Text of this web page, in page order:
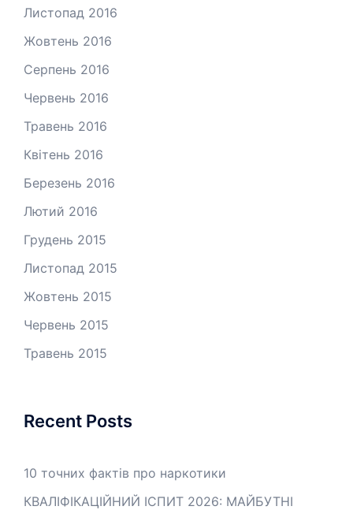
Листопад 2016
Жовтень 2016
Серпень 2016
Червень 2016
Травень 2016
Квітень 2016
Березень 2016
Лютий 2016
Грудень 2015
Листопад 2015
Жовтень 2015
Червень 2015
Травень 2015
Recent Posts
10 точних фактів про наркотики
КВАЛІФІКАЦІЙНИЙ ІСПИТ 2026: МАЙБУТНІ